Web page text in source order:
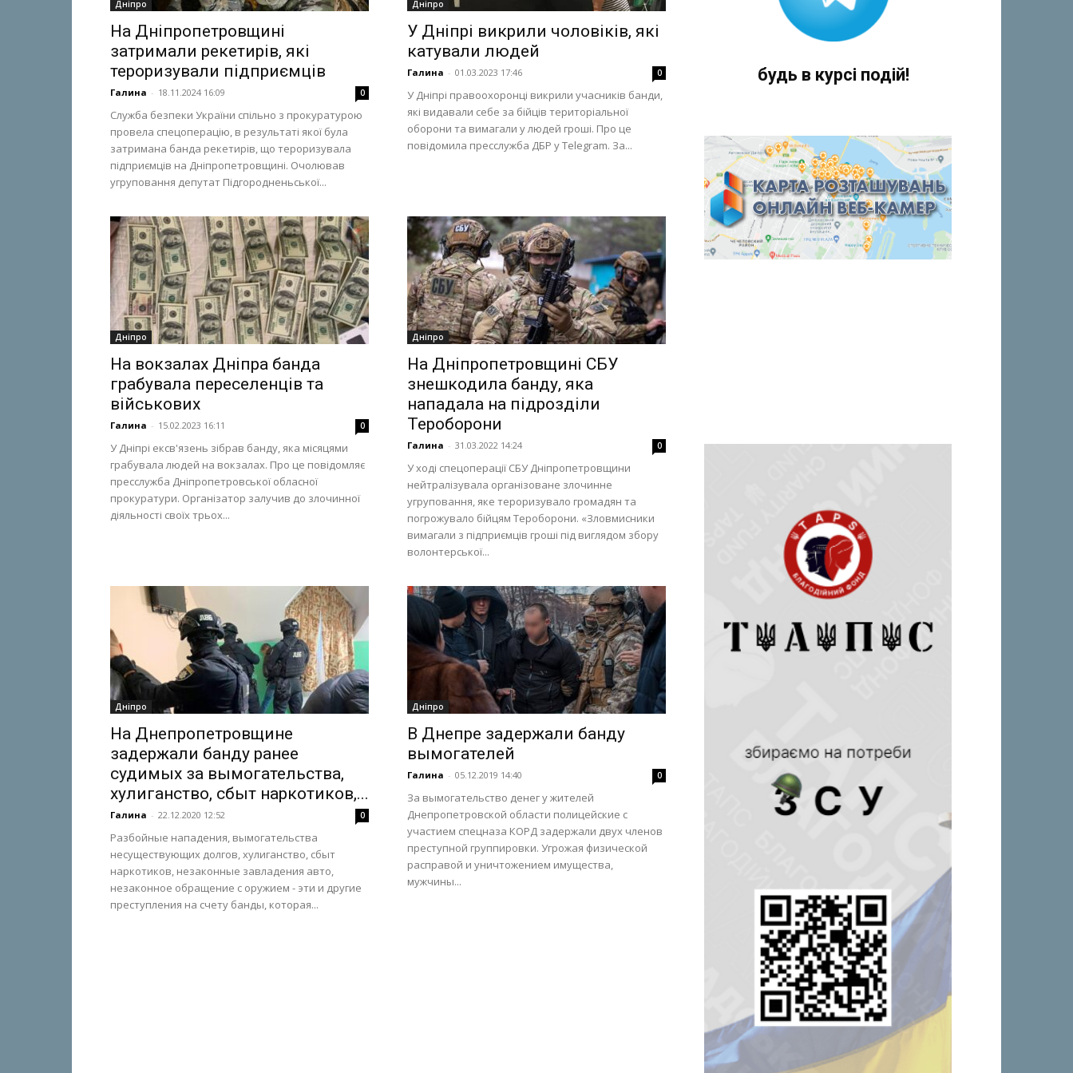
Дніпро
На Дніпропетровщині
затримали рекетирів, які
тероризували підприємців
Галина - 18.11.2024 16:09 0
Служба безпеки України спільно з прокуратурою
провела спецоперацію, в результаті якої була
затримана банда рекетирів, що тероризувала
підприємців на Дніпропетровщині. Очолював
угруповання депутат Підгородненьської...
Дніпро
У Дніпрі викрили чоловіків, які
катували людей
Галина - 01.03.2023 17:46 0
У Дніпрі правоохоронці викрили учасників банди,
які видавали себе за бійців територіальної
оборони та вимагали у людей гроші. Про це
повідомила пресслужба ДБР у Telegram. За...
Дніпро
На вокзалах Дніпра банда
грабувала переселенців та
військових
Галина - 15.02.2023 16:11 0
У Дніпрі ексв'язень зібрав банду, яка місяцями
грабувала людей на вокзалах. Про це повідомляє
пресслужба Дніпропетровської обласної
прокуратури. Організатор залучив до злочинної
діяльності своїх трьох...
Дніпро
На Дніпропетровщині СБУ
знешкодила банду, яка
нападала на підрозділи
Тероборони
Галина - 31.03.2022 14:24 0
У ході спецоперації СБУ Дніпропетровщини
нейтралізувала організоване злочинне
угруповання, яке тероризувало громадян та
погрожувало бійцям Тероборони. «Зловмисники
вимагали з підприємців гроші під виглядом збору
волонтерської...
Дніпро
На Днепропетровщине
задержали банду ранее
судимых за вымогательства,
хулиганство, сбыт наркотиков,...
Галина - 22.12.2020 12:52 0
Разбойные нападения, вымогательства
несуществующих долгов, хулиганство, сбыт
наркотиков, незаконные завладения авто,
незаконное обращение с оружием - эти и другие
преступления на счету банды, которая...
Дніпро
В Днепре задержали банду
вымогателей
Галина - 05.12.2019 14:40 0
За вымогательство денег у жителей
Днепропетровской области полицейские с
участием спецназа КОРД задержали двух членов
преступной группировки. Угрожая физической
расправой и уничтожением имущества,
мужчины...
будь в курсі подій!